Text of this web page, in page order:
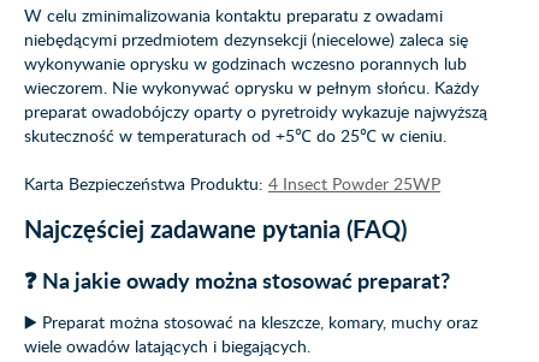
W celu zminimalizowania kontaktu preparatu z owadami
niebędącymi przedmiotem dezynsekcji (niecelowe) zaleca się
wykonywanie oprysku w godzinach wczesno porannych lub
wieczorem. Nie wykonywać oprysku w pełnym słońcu. Każdy
preparat owadobójczy oparty o pyretroidy wykazuje najwyższą
skuteczność w temperaturach od +5℃ do 25℃ w cieniu.
Karta Bezpieczeństwa Produktu: 4 Insect Powder 25WP
Najczęściej zadawane pytania (FAQ)
❓ Na jakie owady można stosować preparat?
▶️ Preparat można stosować na kleszcze, komary, muchy oraz
wiele owadów latających i biegających.